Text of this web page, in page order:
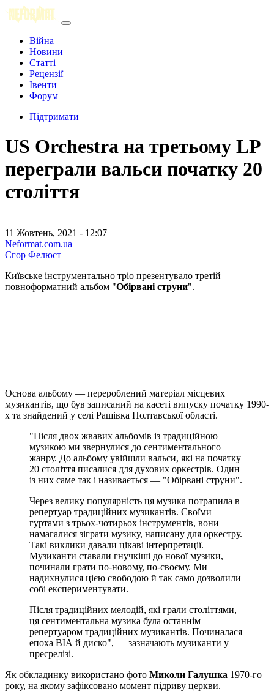
Війна
Новини
Статті
Рецензії
Івенти
Форум
Підтримати
US Orchestra на третьому LP
переграли вальси початку 20
століття
11 Жовтень, 2021 - 12:07
Neformat.com.ua
Єгор Фелюст
Київське інструментально тріо презентувало третій
повноформатний альбом "Обірвані струни".
Основа альбому — перероблений матеріал місцевих
музикантів, що був записаний на касеті випуску початку 1990-
х та знайдений у селі Рашівка Полтавської області.
"Після двох жвавих альбомів із традиційною
музикою ми звернулися до сентиментального
жанру. До альбому увійшли вальси, які на початку
20 століття писалися для духових оркестрів. Один
із них саме так і називається — "Обірвані струни".
Через велику популярність ця музика потрапила в
репертуар традиційних музикантів. Своїми
гуртами з трьох-чотирьох інструментів, вони
намагалися зіграти музику, написану для оркестру.
Такі виклики давали цікаві інтерпретації.
Музиканти ставали гнучкіші до нової музики,
починали грати по-новому, по-своєму. Ми
надихнулися цією свободою й так само дозволили
собі експериментувати.
Після традиційних мелодій, які грали століттями,
ця сентиментальна музика була останнім
репертуаром традиційних музикантів. Починалася
епоха ВІА й диско", — зазначають музиканти у
пресрелізі.
Як обкладинку використано фото Миколи Галушка 1970-го
року, на якому зафіксовано момент підриву церкви.